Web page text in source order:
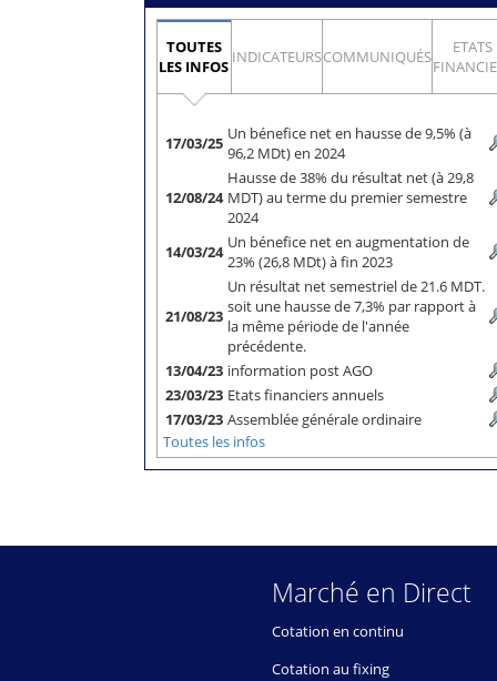
TOUTES
LES INFOS INDICATEURSCOMMUNIQUÉS
ETATS
17/03/25 Un bénefice net en hausse de 9,5% (à
96,2 MDt) en 2024
12/08/24
Hausse de 38% du résultat net (à 29,8
MDT) au terme du premier semestre
2024
14/03/24 Un bénefice net en augmentation de
23% (26,8 MDt) à fin 2023
21/08/23
Un résultat net semestriel de 21.6 MDT.
soit une hausse de 7,3% par rapport à
la même période de l'année
précédente.
13/04/23 information post AGO
23/03/23 Etats financiers annuels
17/03/23 Assemblée générale ordinaire
Toutes les infos
Marché en Direct
Cotation en continu
Cotation au fixing